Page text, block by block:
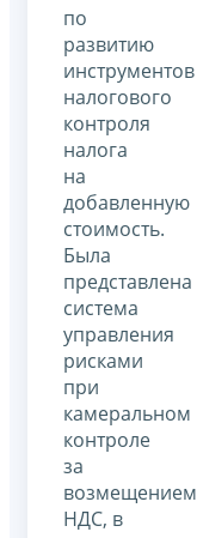
по
развитию
инструментов
налогового
контроля
налога
на
добавленную
стоимость.
Была
представлена
система
управления
рисками
при
камеральном
контроле
за
возмещением
НДС, в